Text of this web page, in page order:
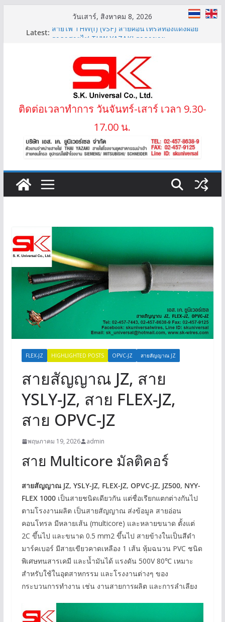
วันเสาร์, สิงหาคม 8, 2026
Latest: สายไฟ THW(f) (VSF) สายคอนโทรลทองแดงฝอย
IEC02 THW(f) 25 MM2 (VSF)
สาย XLPE 3.6/6(7.2)KV 1×95 MM2
ติดต่อเวลาทำการ วันจันทร์-เสาร์ เวลา 9.30-
17.00 น.
FLEX-JZ HIGHLIGHTED POSTS OPVC-JZ สายสัญญาณ JZ
สายสัญญาณ JZ, สาย
YSLY-JZ, สาย FLEX-JZ,
สาย OPVC-JZ
พฤษภาคม 19, 2026 admin
สาย Multicore มัลติคอร์
สายสัญญาณ JZ, YSLY-JZ, FLEX-JZ, OPVC-JZ, JZ500, NYY-
FLEX 1000เป็นสายชนิดเดียวกัน แต่ชื่อเรียกแตกต่างกันไป
ตามโรงงานผลิต เป็นสายสัญญาณ ส่งข้อมูล สายอ่อน
คอนโทรล มีหลายเส้น (multicore) และหลายขนาด ตั้งแต่
2C ขึ้นไป และขนาด 0.5 mm2 ขึ้นไป สายข้างในเป็นสีดำ
มาร์คเบอร์ มีสายเขียวคาดเหลือง 1 เส้น หุ้มฉนวน PVC ชนิด
พิเศษทนสารเคมี และน้ำมันได้ แรงดัน 500V 80℃ เหมาะ
สำหรับใช้ในอุตสาหกรรม และโรงงานต่างๆ ของ
กระบวนการทำงาน เช่น งานสายการผลิต และการลำเลียง